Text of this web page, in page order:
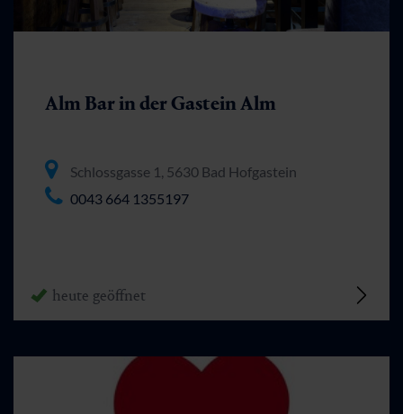
Alm Bar in der Gastein Alm
Schlossgasse 1, 5630 Bad Hofgastein
0043 664 1355197
heute geöffnet